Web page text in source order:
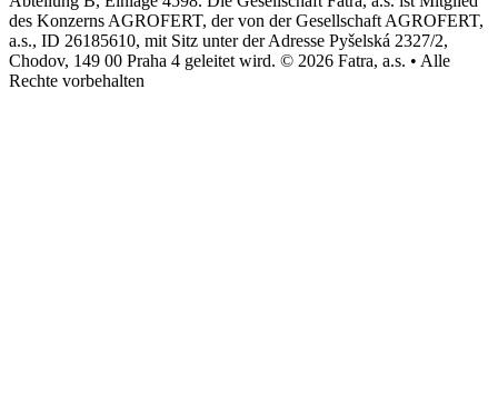
des Konzerns AGROFERT, der von der Gesellschaft AGROFERT,
a.s., ID 26185610, mit Sitz unter der Adresse Pyšelská 2327/2,
Chodov, 149 00 Praha 4 geleitet wird. © 2026 Fatra, a.s. • Alle
Rechte vorbehalten